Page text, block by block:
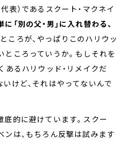
表）であるスクート・マクネイ
に「別の父・男」に入れ替わる、
ころが、やっぱりこのハリウッ
ところっていうか。もしそれを
あるハリウッド・リメイクだ
けど、それはやってないんで
底的に避けています。スクー
ンは、もちろん反撃は試みます